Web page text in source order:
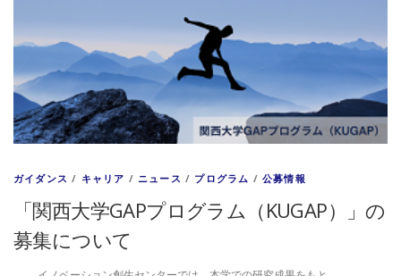
ガイダンス / キャリア / ニュース / プログラム /公募情報
「関西大学GAPプログラム（KUGAP）」の
募集について